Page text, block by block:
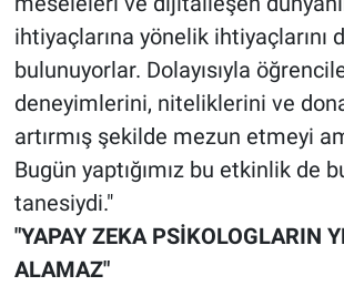
ihtiyaçlarına yönelik ihtiyaçlarını
bulunuyorlar. Dolayısıyla
deneyimlerini, niteliklerini ve
artırmış şekilde mezun etmeyi
Bugün yaptığımız bu etkinlik de
tanesiydi."
"YAPAY ZEKA PSİKOLOGLARIN
ALAMAZ"